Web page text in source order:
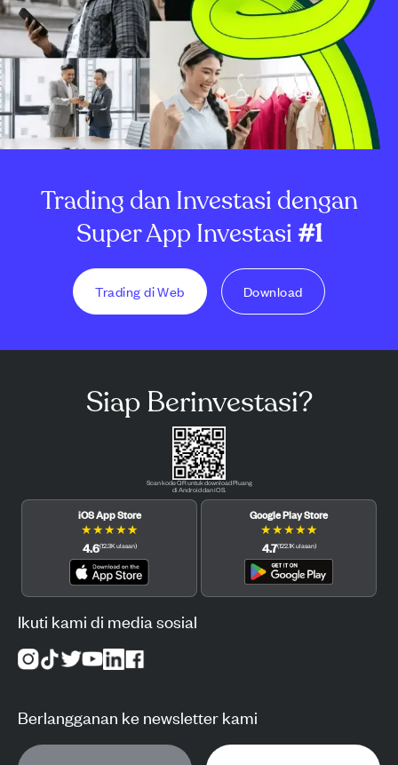
Trading dan Investasi dengan
Super App Investasi#1
Trading di Web Download
Siap Berinvestasi?
Scan kode QR untuk download Pluang
di Android dan iOS.
iOS App Store
★★★★★
4.6(12.3Kulasan)
Google Play Store
★★★★★
4.7(122.1Kulasan)
Ikuti kami di media sosial
Berlangganan ke newsletter kami